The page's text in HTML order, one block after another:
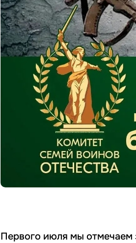
Первого июля мы отмечаем